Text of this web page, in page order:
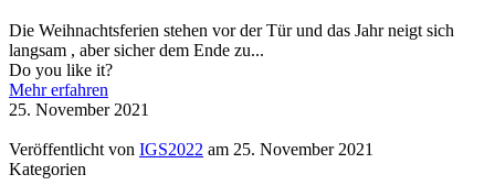
Die Weihnachtsferien stehen vor der Tür und das Jahr neigt sich
langsam , aber sicher dem Ende zu...
Do you like it?
Mehr erfahren
25. November 2021
Veröffentlicht von IGS2022 am 25. November 2021
Kategorien